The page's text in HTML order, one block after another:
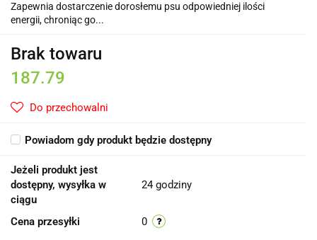
Zapewnia dostarczenie dorosłemu psu odpowiedniej ilości
energii, chroniąc go...
Brak towaru
187.79
Do przechowalni
Powiadom gdy produkt będzie dostępny
Jeżeli produkt jest
dostępny, wysyłka w
ciągu
24 godziny
Cena przesyłki 0